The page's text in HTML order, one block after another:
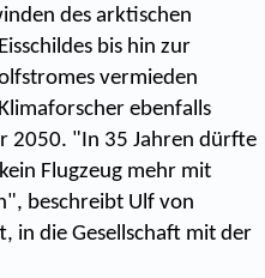
des arktischen
bis hin zur
vermieden
ebenfalls
2050. "In 35 Jahren dürfte
Flugzeug mehr mit
beschreibt Ulf von
in die Gesellschaft mit der